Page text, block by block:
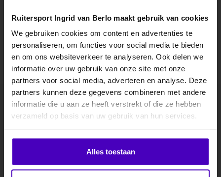
Ruitersport Ingrid van Berlo maakt gebruik van cookies
We gebruiken cookies om content en advertenties te
personaliseren, om functies voor social media te bieden
en om ons websiteverkeer te analyseren. Ook delen we
informatie over uw gebruik van onze site met onze
partners voor social media, adverteren en analyse. Deze
partners kunnen deze gegevens combineren met andere
informatie die u aan ze heeft verstrekt of die ze hebben
verzameld op basis van uw gebruik van hun services.
Alles toestaan
Abonneer je op onze nieuwsbrief
MELD JE AAN VOOR
10% KORTING
.